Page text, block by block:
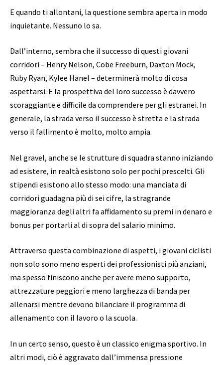
E quando ti allontani, la questione sembra aperta in modo
inquietante. Nessuno lo sa.
Dall’interno, sembra che il successo di questi giovani
corridori – Henry Nelson, Cobe Freeburn, Daxton Mock,
Ruby Ryan, Kylee Hanel – determinerà molto di cosa
aspettarsi. E la prospettiva del loro successo è davvero
scoraggiante e difficile da comprendere per gli estranei. In
generale, la strada verso il successo è stretta e la strada
verso il fallimento è molto, molto ampia.
Nel gravel, anche se le strutture di squadra stanno iniziando
ad esistere, in realtà esistono solo per pochi prescelti. Gli
stipendi esistono allo stesso modo: una manciata di
corridori guadagna più di sei cifre, la stragrande
maggioranza degli altri fa affidamento su premi in denaro e
bonus per portarli al di sopra del salario minimo.
Attraverso questa combinazione di aspetti, i giovani ciclisti
non solo sono meno esperti dei professionisti più anziani,
ma spesso finiscono anche per avere meno supporto,
attrezzature peggiori e meno larghezza di banda per
allenarsi mentre devono bilanciare il programma di
allenamento con il lavoro o la scuola.
In un certo senso, questo è un classico enigma sportivo. In
altri modi, ciò è aggravato dall’immensa pressione